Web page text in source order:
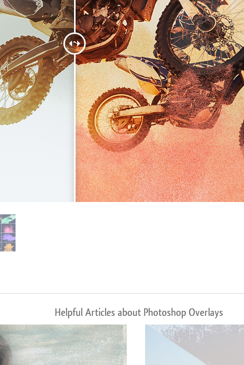
Usługi retuszu produktów Usługi retuszu biżuterii Dane
Helpful Articles about Photoshop Overlays